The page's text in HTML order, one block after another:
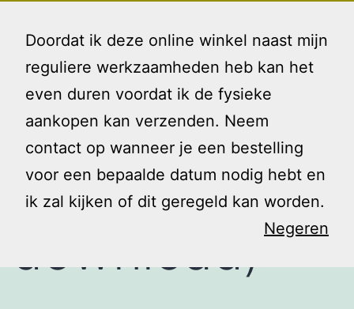
Doordat ik deze online winkel naast mijn
reguliere werkzaamheden heb kan het
even duren voordat ik de fysieke
aankopen kan verzenden. Neem
contact op wanneer je een bestelling
voor een bepaalde datum nodig hebt en
ik zal kijken of dit geregeld kan worden.
Negeren
naar
inhoud
Gezin
Klusjes doen
(mèt
download)